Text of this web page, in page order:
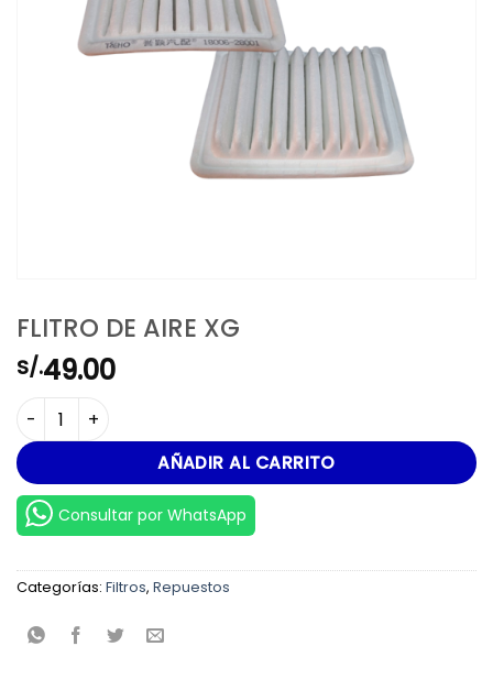
FLITRO DE AIRE XG
S/.49.00
FLITRO DE AIRE XG cantidad
AÑADIR AL CARRITO
Consultar por WhatsApp
Categorías: Filtros, Repuestos